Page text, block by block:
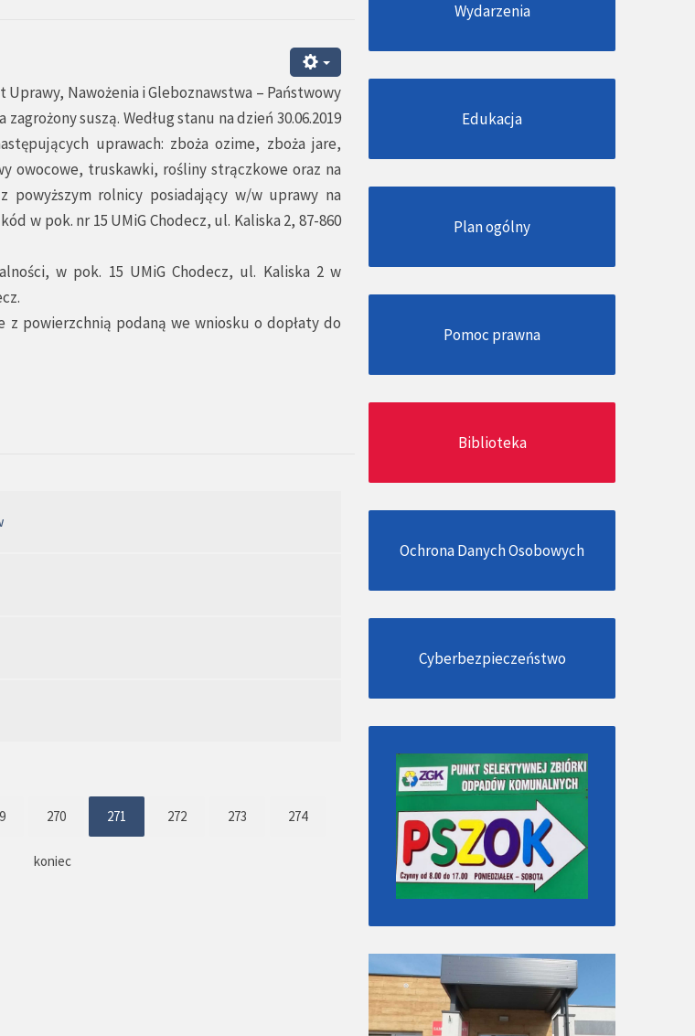
Nawożenia i Gleboznawstwa – Państwowy
suszą. Według stanu na dzień 30.06.2019
uprawach: zboża ozime, zboża jare,
owocowe, truskawki, rośliny strączkowe oraz na
rolnicy posiadający w/w uprawy na
w pok. nr 15 UMiG Chodecz, ul. Kaliska 2, 87-860
w pok. 15 UMiG Chodecz, ul. Kaliska 2 w
z powierzchnią podaną we wniosku o dopłaty do
270 271 272 273 274
koniec
Wydarzenia
Edukacja
Plan ogólny
Pomoc prawna
Biblioteka
Ochrona Danych Osobowych
Cyberbezpieczeństwo